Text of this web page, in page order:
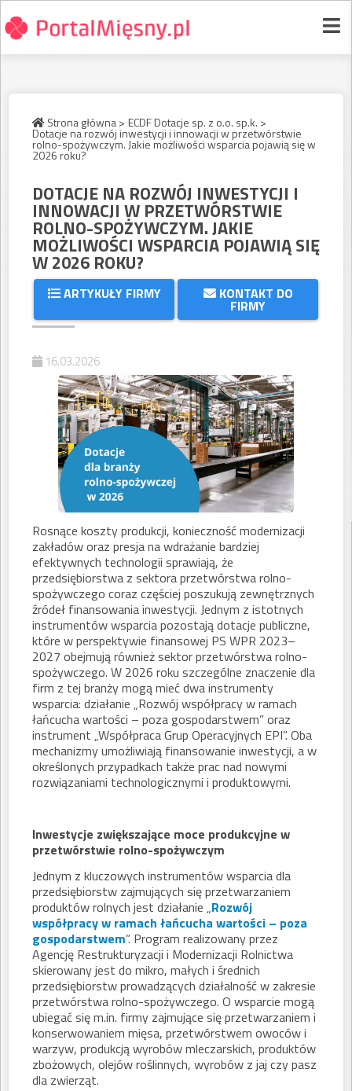
Strona główna > ECDF Dotacje sp. z o.o. sp.k. >
Dotacje na rozwój inwestycji i innowacji w przetwórstwie
rolno-spożywczym. Jakie możliwości wsparcia pojawią się w
2026 roku?
DOTACJE NA ROZWÓJ INWESTYCJI I
INNOWACJI W PRZETWÓRSTWIE
ROLNO-SPOŻYWCZYM. JAKIE
MOŻLIWOŚCI WSPARCIA POJAWIĄ SIĘ
W 2026 ROKU?
ARTYKUŁY FIRMY KONTAKT DO
FIRMY
16.03.2026
Rosnące koszty produkcji, konieczność modernizacji
zakładów oraz presja na wdrażanie bardziej
efektywnych technologii sprawiają, że
przedsiębiorstwa z sektora przetwórstwa rolno-
spożywczego coraz częściej poszukują zewnętrznych
źródeł finansowania inwestycji. Jednym z istotnych
instrumentów wsparcia pozostają dotacje publiczne,
które w perspektywie finansowej PS WPR 2023–
2027 obejmują również sektor przetwórstwa rolno-
spożywczego. W 2026 roku szczególne znaczenie dla
firm z tej branży mogą mieć dwa instrumenty
wsparcia: działanie „Rozwój współpracy w ramach
łańcucha wartości – poza gospodarstwem” oraz
instrument „Współpraca Grup Operacyjnych EPI”. Oba
mechanizmy umożliwiają finansowanie inwestycji, a w
określonych przypadkach także prac nad nowymi
rozwiązaniami technologicznymi i produktowymi.
Inwestycje zwiększające moce produkcyjne w
przetwórstwie rolno-spożywczym
Jednym z kluczowych instrumentów wsparcia dla
przedsiębiorstw zajmujących się przetwarzaniem
produktów rolnych jest działanie „Rozwój
współpracy w ramach łańcucha wartości – poza
gospodarstwem”. Program realizowany przez
Agencję Restrukturyzacji i Modernizacji Rolnictwa
skierowany jest do mikro, małych i średnich
przedsiębiorstw prowadzących działalność w zakresie
przetwórstwa rolno-spożywczego. O wsparcie mogą
ubiegać się m.in. firmy zajmujące się przetwarzaniem i
konserwowaniem mięsa, przetwórstwem owoców i
warzyw, produkcją wyrobów mleczarskich, produktów
zbożowych, olejów roślinnych, wyrobów z jaj czy pasz
dla zwierząt.